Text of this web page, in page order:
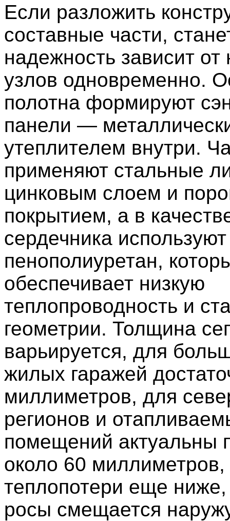
Если разложить
составные части,
надежность зависит от
узлов одновременно.
полотна формируют
панели —
утеплителем внутри.
применяют стальные
цинковым слоем и
покрытием, а в
сердечника
пенополиуретан,
обеспечивает низкую
теплопроводность и
геометрии. Толщина
варьируется, для
жилых гаражей
миллиметров, для
регионов и
помещений актуальны
около 60 миллиметров,
теплопотери еще ниже,
росы смещается